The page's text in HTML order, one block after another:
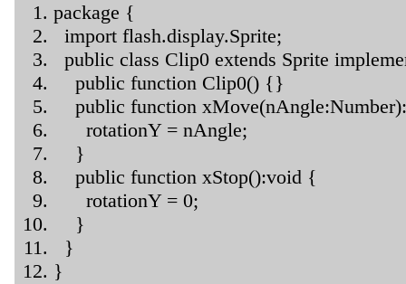
package {
import flash.display.Sprite;
public class Clip0 extends Sprite
public function Clip0() {}
public function
rotationY = nAngle;
}
public function xStop():void {
rotationY = 0;
}
}
}